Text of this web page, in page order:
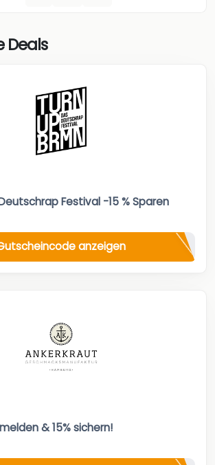
Deals
Deutschrap Festival -15 % Sparen
anzeigen
& 15% sichern!